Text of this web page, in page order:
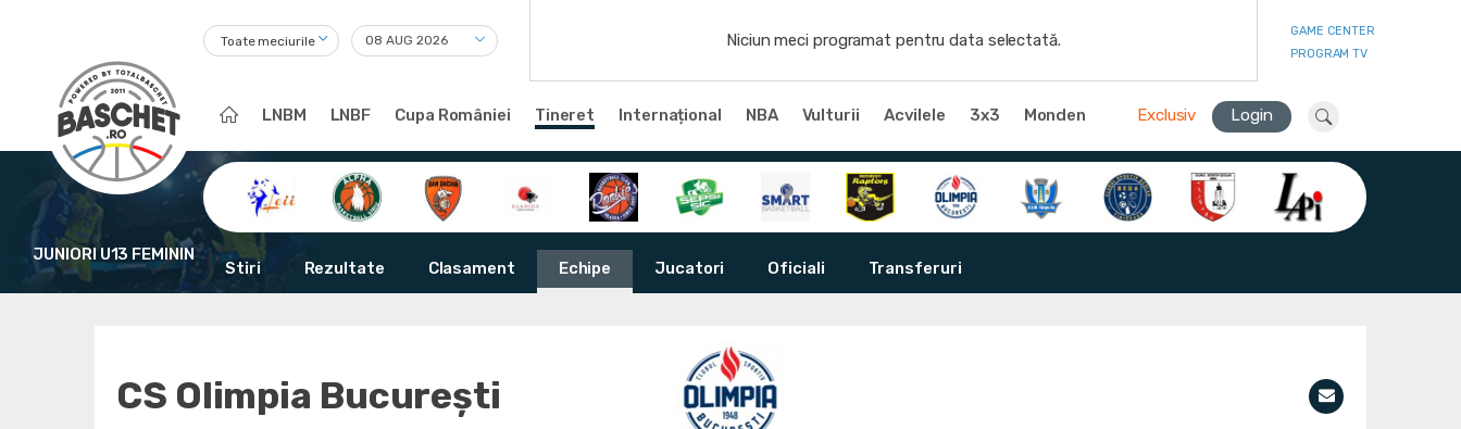
Toate meciurile Niciun meci programat pentru data selectată.
GAME CENTER
PROGRAM TV
LNBM LNBF Cupa României Tineret Internațional NBA Vulturii Acvilele 3x3 Monden Exclusiv Login
JUNIORI U13 FEMININ
Stiri Rezultate Clasament Echipe Jucatori Oficiali Transferuri
CS Olimpia București